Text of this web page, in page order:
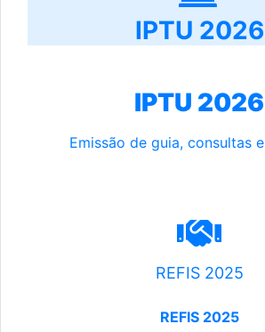
IPTU 2026
IPTU 2026
Emissão de guia, consultas
REFIS 2025
REFIS 2025